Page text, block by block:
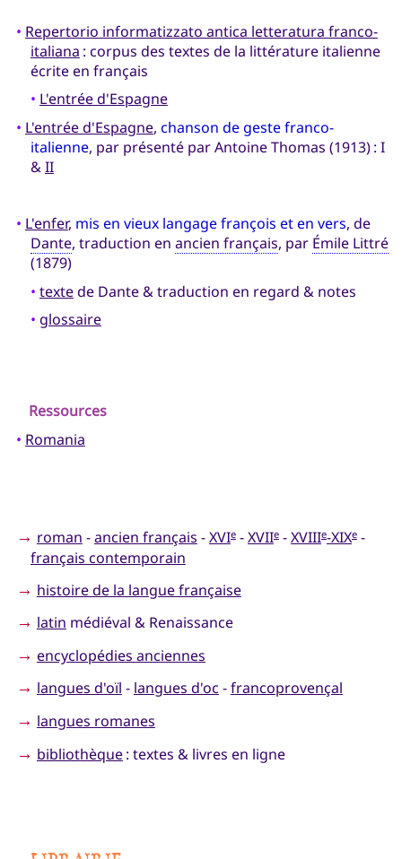
• Repertorio informatizzato antica letteratura franco-
italiana : corpus des textes de la littérature italienne
écrite en français
• L'entrée d'Espagne
• L'entrée d'Espagne, chanson de geste franco-
italienne, par présenté par Antoine Thomas (1913) : I
&II
• L'enfer, mis en vieux langage françois et en vers, de
Dante, traduction en ancien français, par Émile Littré
(1879)
• textede Dante & traduction en regard & notes
• glossaire
Ressources
• Romania
→ roman -ancien français -XVIe-XVIIe-XVIIIe-XIXe-
français contemporain
→ histoire de la langue française
→ latin médiéval & Renaissance
→ encyclopédies anciennes
→ langues d'oïl - langues d'oc -francoprovençal
→ langues romanes
→ bibliothèque: textes & livres en ligne